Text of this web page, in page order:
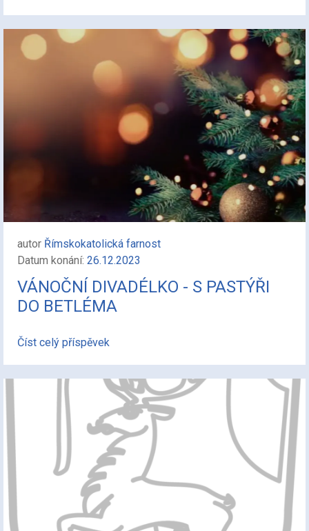
autor Římskokatolická farnost
Datum konání: 26.12.2023
VÁNOČNÍ DIVADÉLKO - S PASTÝŘI
DO BETLÉMA
Číst celý příspěvek